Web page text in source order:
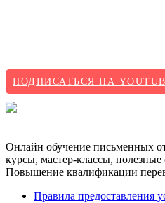
ПОДПИСАТЬСЯ НА
Онлайн обучение письменных
курсы, мастер-классы, полезные
Повышение квалификации
Правила предоставления